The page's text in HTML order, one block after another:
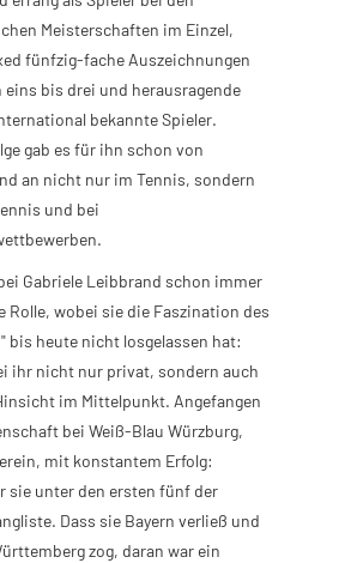
Meisterschaften im Einzel,
fünfzig-fache Auszeichnungen
eins bis drei und herausragende
bekannte Spieler.
gab es für ihn schon von
an nicht nur im Tennis, sondern
und bei
Gabriele Leibbrand schon immer
Rolle, wobei sie die Faszination des
bis heute nicht losgelassen hat:
ihr nicht nur privat, sondern auch
im Mittelpunkt. Angefangen
bei Weiß-Blau Würzburg,
mit konstantem Erfolg:
sie unter den ersten fünf der
Dass sie Bayern verließ und
zog, daran war ein